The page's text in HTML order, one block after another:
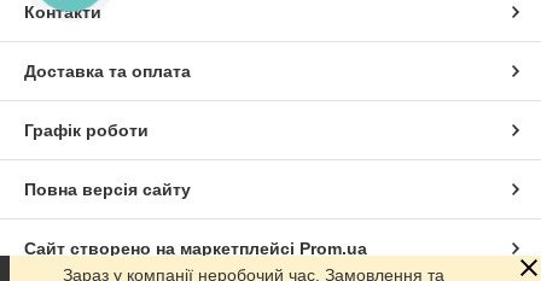
Контакти
Доставка та оплата
Графік роботи
Повна версія сайту
Сайт створено на маркетплейсі Prom.ua
Зараз у компанії неробочий час. Замовлення та